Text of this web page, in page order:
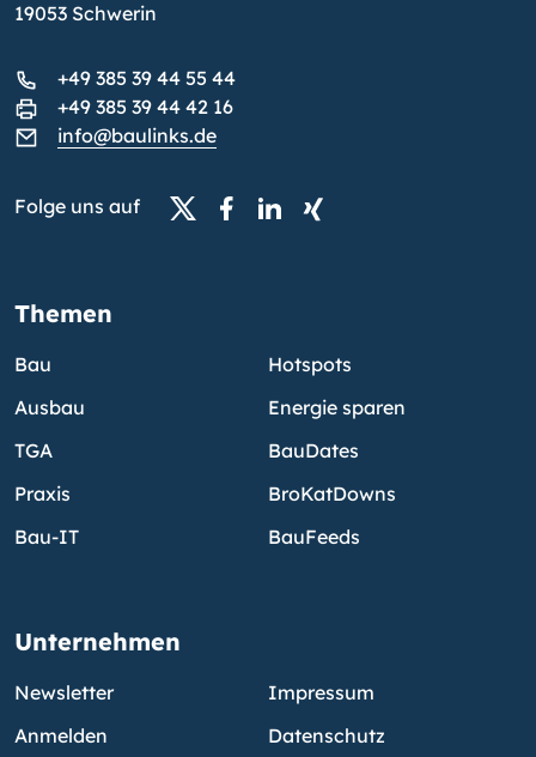
19053 Schwerin
+49 385 39 44 55 44
+49 385 39 44 42 16
info@baulinks.de
Folge uns auf
Themen
Bau
Ausbau
TGA
Praxis
Bau-IT
Hotspots
Energie sparen
BauDates
BroKatDowns
BauFeeds
Unternehmen
Newsletter
Anmelden
Impressum
Datenschutz